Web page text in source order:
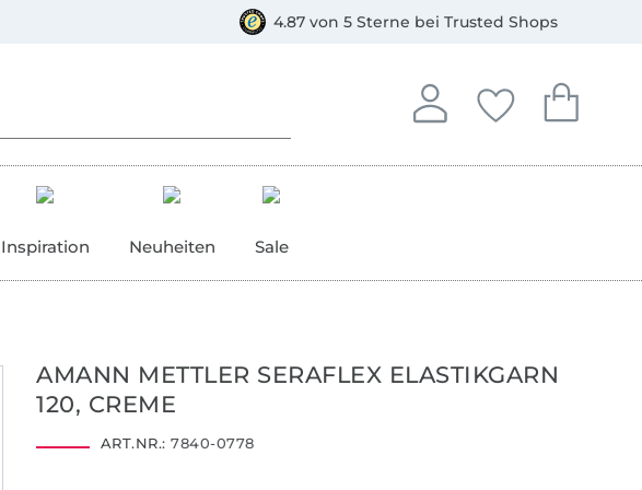
4.87 von 5 Sterne bei Trusted Shops
Anmelden
In deinem Konto
Deine
Du hast keine
Dein
Du hast
Inspiration Neuheiten Sale
AMANN METTLER SERAFLEX ELASTIKGARN
120, CREME
ART.NR.: 7840-0778
Rechnung, Vorkasse